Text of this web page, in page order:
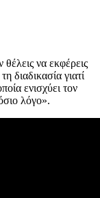
να εκφέρεις
διαδικασία γιατί
ενισχύει τον
λόγο».